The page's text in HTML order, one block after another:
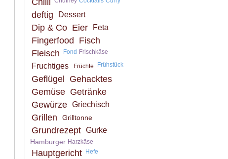
Chilli
deftig Dessert
Dip & Co Eier Feta
Fingerfood
Fisch
Fleisch
Fond Frischkäse
Fruchtiges Früchte Frühstück
Geflügel
Gehacktes
Gemüse Getränke
Gewürze Griechisch
Grillen Grilltonne
Grundrezept Gurke
Hamburger Harzkäse
Hauptgericht
Hefe